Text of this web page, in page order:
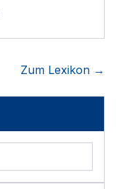
Zum Lexikon →